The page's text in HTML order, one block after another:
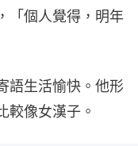
「個人覺得，明年
語生活愉快。他形
較像女漢子。